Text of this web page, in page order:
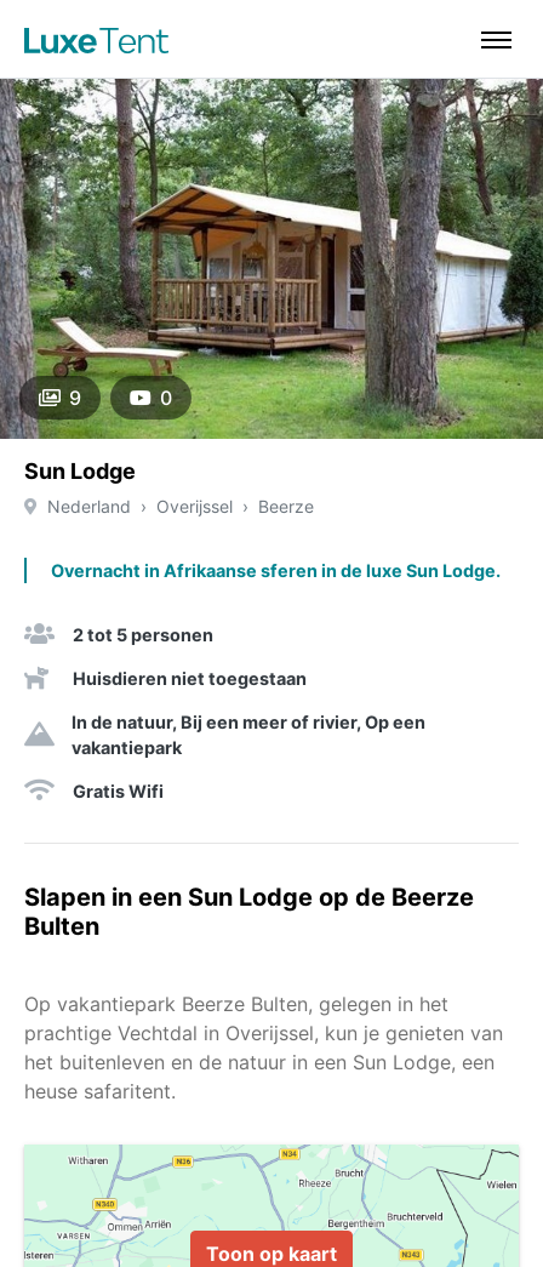
9 0
Sun Lodge
Nederland Overijssel Beerze
Overnacht in Afrikaanse sferen in de luxe Sun Lodge.
2 tot 5 personen
Huisdieren niet toegestaan
In de natuur, Bij een meer of rivier, Op een
vakantiepark
Gratis Wifi
Slapen in een Sun Lodge op de Beerze
Bulten
Op vakantiepark Beerze Bulten, gelegen in het
prachtige Vechtdal in Overijssel, kun je genieten van
het buitenleven en de natuur in een Sun Lodge, een
Toon op kaart